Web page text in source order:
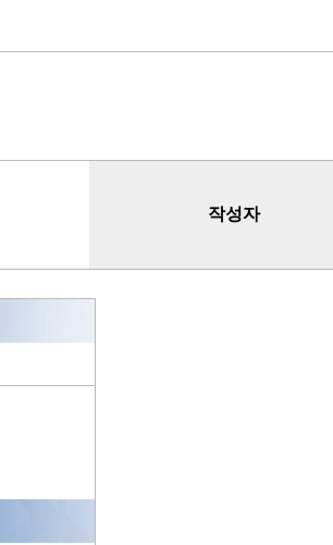
작성자